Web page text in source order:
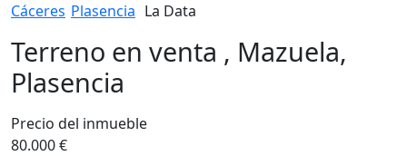
Cáceres Plasencia La Data
Terreno en venta , Mazuela,
Plasencia
Precio del inmueble
80.000 €